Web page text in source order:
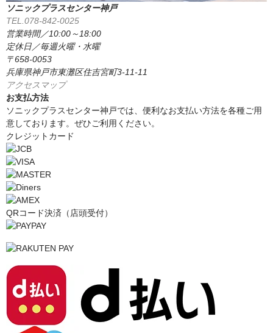
ソニックプラスセンター神戸
TEL.078-842-0025
営業時間／10:00～18:00
定休日／毎週火曜・水曜
〒658-0053
兵庫県神戸市東灘区住吉宮町3-11-11
アクセスマップ
お支払方法
ソニックプラスセンター神戸では、便利なお支払い方法を各種ご用
意しております。ぜひご利用ください。
クレジットカード
QRコード決済（店頭受付）